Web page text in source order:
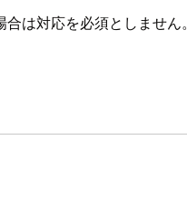
は対応を必須としません。